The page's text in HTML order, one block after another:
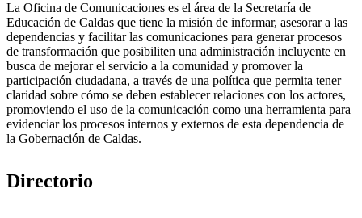
La Oficina de Comunicaciones es el área de la Secretaría de
Educación de Caldas que tiene la misión de informar, asesorar a las
dependencias y facilitar las comunicaciones para generar procesos
de transformación que posibiliten una administración incluyente en
busca de mejorar el servicio a la comunidad y promover la
participación ciudadana, a través de una política que permita tener
claridad sobre cómo se deben establecer relaciones con los actores,
promoviendo el uso de la comunicación como una herramienta para
evidenciar los procesos internos y externos de esta dependencia de
la Gobernación de Caldas.
Directorio